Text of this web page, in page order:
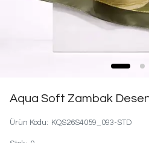
Aqua Soft Zambak
Ürün Kodu: KQS26S4059_093-STD